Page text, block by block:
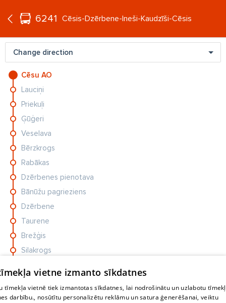
EN +16
6241 Cēsis-Dzērbene-Ineši-Kaudzīši-Cēsis
Change direction
Cēsu AO
Lauciņi
Priekuļi
Ģūģeri
Veselava
Bērzkrogs
Rabākas
Dzērbenes pienotava
Bānūžu pagrieziens
Dzērbene
Taurene
Brežģis
Silakrogs
Ineši
Tīrumnieki
un
SPĀNIJAS KAILGLIEMEZIS
vietne izmanto sīkdatnes
tīmekļa vietnē tiek izmantotas sīkdatnes, lai nodrošinātu un uzlabotu
darbību., nosūtītu personalizētu reklāmu un satura ģenerēšanai, veiktu